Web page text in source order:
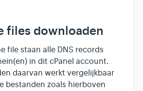
files downloaden
file staan alle DNS records
in dit cPanel account.
daarvan werkt vergelijkbaar
bestanden zoals hierboven